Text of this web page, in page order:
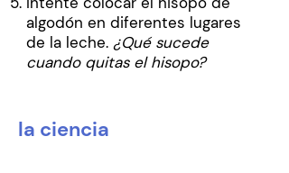
algodón en diferentes lugares
de la leche. ¿Qué sucede
cuando quitas el hisopo?
la ciencia